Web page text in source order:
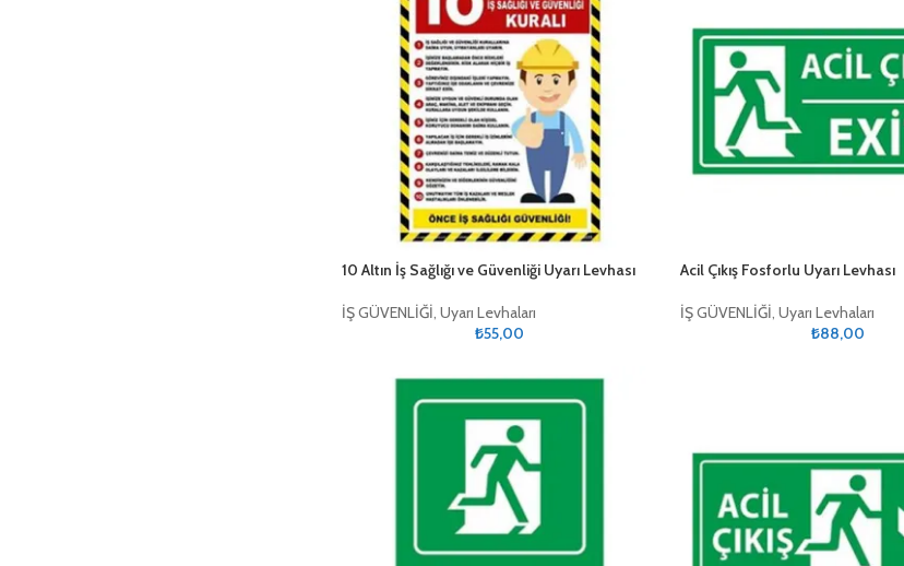
10 Altın İş Sağlığı ve Güvenliği Uyarı Levhası
İŞ GÜVENLİĞİ, Uyarı Levhaları
₺55,00
Acil Çıkış Fosforlu Uyarı Levhası
İŞ GÜVENLİĞİ, Uyarı Levhaları
₺88,00